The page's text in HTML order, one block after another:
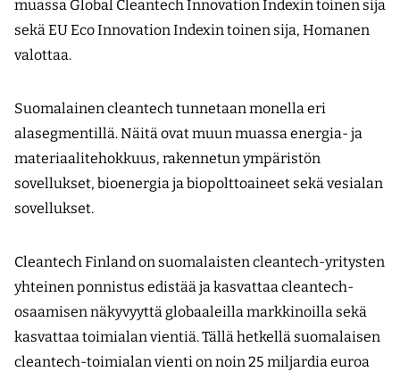
muassa Global Cleantech Innovation Indexin toinen sija
sekä EU Eco Innovation Indexin toinen sija, Homanen
valottaa.
Suomalainen cleantech tunnetaan monella eri
alasegmentillä. Näitä ovat muun muassa energia- ja
materiaalitehokkuus, rakennetun ympäristön
sovellukset, bioenergia ja biopolttoaineet sekä vesialan
sovellukset.
Cleantech Finland on suomalaisten cleantech-yritysten
yhteinen ponnistus edistää ja kasvattaa cleantech-
osaamisen näkyvyyttä globaaleilla markkinoilla sekä
kasvattaa toimialan vientiä. Tällä hetkellä suomalaisen
cleantech-toimialan vienti on noin 25 miljardia euroa